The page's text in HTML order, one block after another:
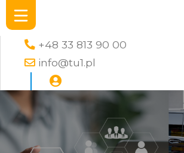
+48 33 813 90 00
info@tu1.pl